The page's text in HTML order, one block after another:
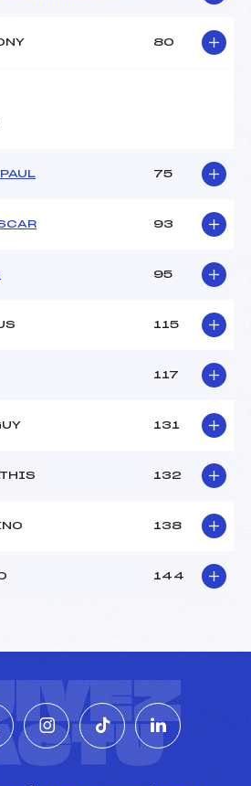
80
75
93
95
115
117
131
132
138
144